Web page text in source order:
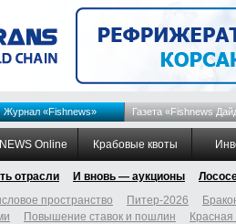
Журнал «Fishnews» Газета «Fishnews
Online Крабовые квоты
отрасли И вновь — аукционы
пространство Питер-2026
Повышение ставок и пошлин